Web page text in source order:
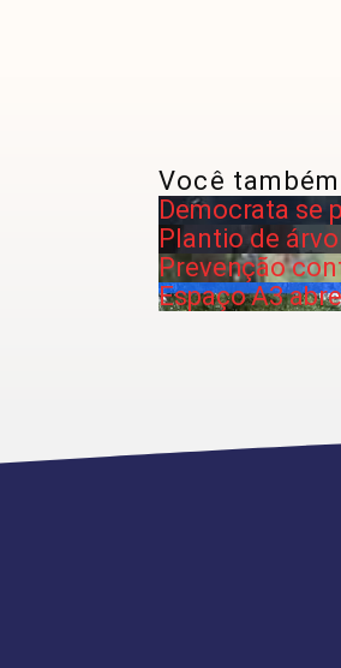
Você
Democrata se
Plantio de
Prevenção
Espaço A3